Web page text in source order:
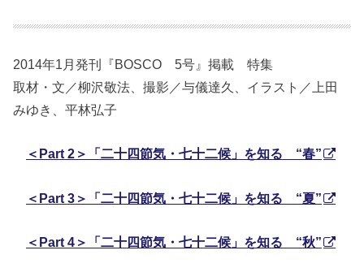
2014年1月発刊『BOSCO 5号』掲載 特集
取材・文／柳沢敬法、撮影／与儀達久、イラスト／上田
みゆき、平林弘子
＜Part 2＞「二十四節気・七十二候」を知る “春”
＜Part 3＞「二十四節気・七十二候」を知る “夏”
＜Part 4＞「二十四節気・七十二候」を知る “秋”